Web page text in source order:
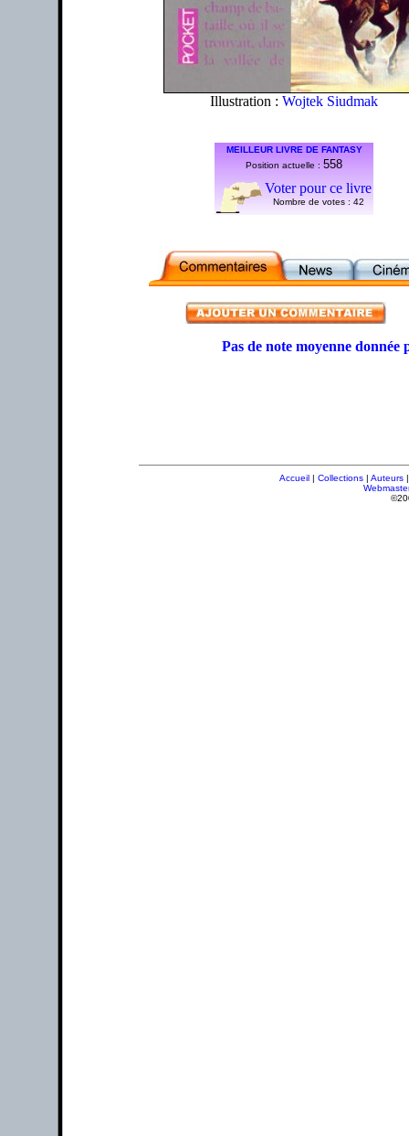
Illustration : Wojtek Siudmak
MEILLEUR LIVRE DE FANTASY
Position actuelle : 558
Voter pour ce livre
Nombre de votes : 42
Pas de note moyenne
Accueil | Collections | Auteurs